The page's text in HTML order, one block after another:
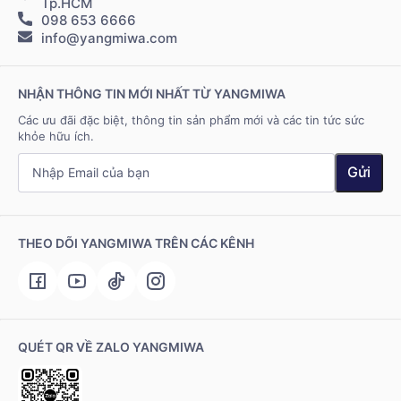
Hệ thống điểm bán
Tp.HCM
098 653 6666
info@yangmiwa.com
NHẬN THÔNG TIN MỚI NHẤT TỪ YANGMIWA
Các ưu đãi đặc biệt, thông tin sản phẩm mới và các tin tức sức
khỏe hữu ích.
Gửi
THEO DÕI YANGMIWA TRÊN CÁC KÊNH
QUÉT QR VỀ ZALO YANGMIWA